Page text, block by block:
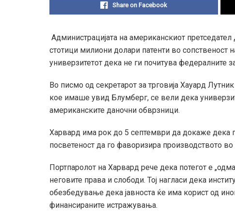
Share on Facebook
Администрацијата на американскиот
стотици милиони долари патенти во сопственост
универзитетот дека не ги почитува федералните
Во писмо од секретарот за трговија Хауард
кое имаше увид Блумберг, се вели дека
американските даночни обврзници.
Харвард има рок до 5 септември да докаже дека
посветеност да го фаворизира производството
Портпаролот на Харвард рече дека потегот е
неговите права и слободи. Тој нагласи дека
обезбедување дека јавноста ќе има корист од
финансираните истражувања.